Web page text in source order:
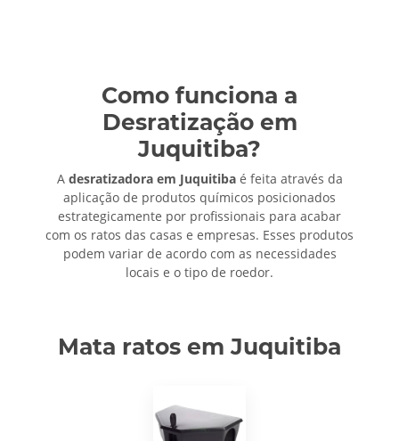
Como funciona a
Desratização em
Juquitiba?
A desratizadora em Juquitibaé feita através da
aplicação de produtos químicos posicionados
estrategicamente por profissionais para acabar
com os ratos das casas e empresas. Esses produtos
podem variar de acordo com as necessidades
locais e o tipo de roedor.
Mata ratos em Juquitiba